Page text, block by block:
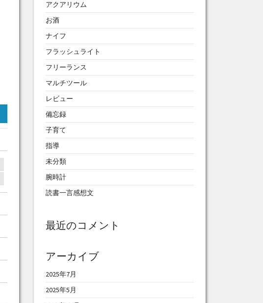
アクアリウム
お酒
ナイフ
フラッシュライト
フリーランス
マルチツール
レビュー
備忘録
子育て
指導
未分類
腕時計
読書一言感想文
最近のコメント
アーカイブ
2025年7月
2025年5月